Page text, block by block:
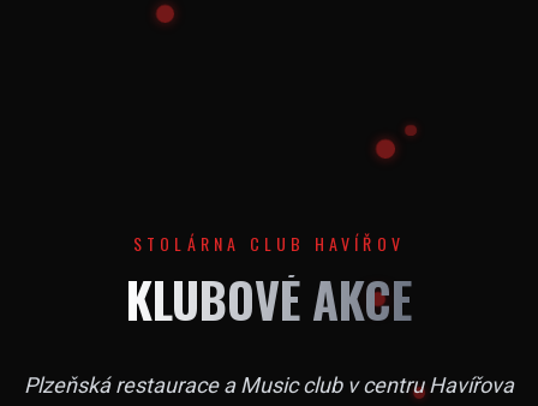
STOLÁRNA CLUB HAVÍŘOV
KLUBOVÉ AKCE
Plzeňská restaurace a Music club v centru Havířova